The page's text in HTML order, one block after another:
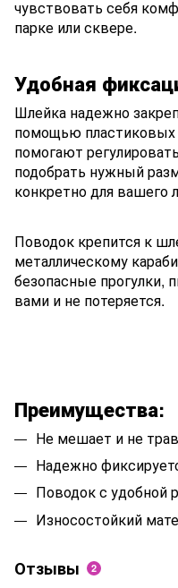
чувствовать себя
парке или сквере.
Удобная
Шлейка надежно
помощью пластиковых
помогают
подобрать нужный
конкретно для вашего
Поводок крепится к
металлическому
безопасные прогулки,
вами и не потеряется.
Преимущества:
Не мешает и не
Надежно
Поводок с удобной
Износостойкий
Отзывы 2